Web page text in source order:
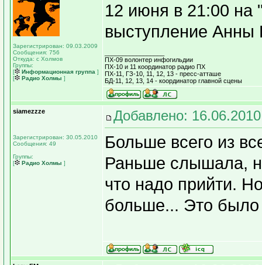
Зарегистрирован: 09.03.2009
Сообщения: 756
Откуда: с Холмов
Группы:
[
Информационная группа ]
[
Радио Холмы ]
12 июня в 21:00 на
выступление Анны
ПХ-09 волонтер инфогильдии
ПХ-10 и 11 координатор радио ПХ
ПХ-11, ГЗ-10, 11, 12, 13 - пресс-атташе
БД-11, 12, 13, 14 - координатор главной сцены
siamezzze
Зарегистрирован: 30.05.2010
Сообщения: 49
Группы:
[
Радио Холмы ]
Добавлено:
Больше всего из
Раньше слышала,
что надо прийти.
больше... Это было